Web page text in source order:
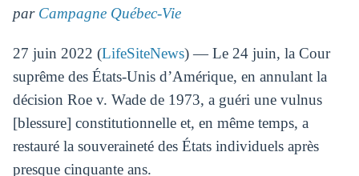
par Campagne Québec-Vie
27 juin 2022 (LifeSiteNews) — Le 24 juin, la Cour
suprême des États-Unis d’Amérique, en annulant la
décision Roe v. Wade de 1973, a guéri une vulnus
[blessure] constitutionnelle et, en même temps, a
restauré la souveraineté des États individuels après
presque cinquante ans.